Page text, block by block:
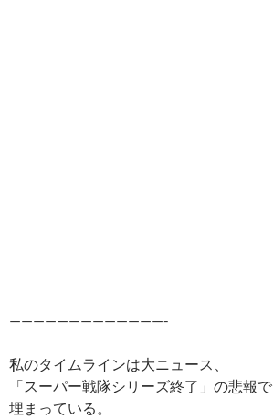
—————————————-
私のタイムラインは大ニュース、
「スーパー戦隊シリーズ終了」の悲報で
埋まっている。